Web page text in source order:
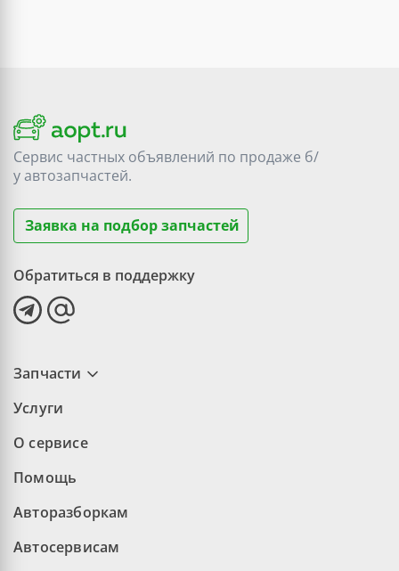
Сервис частных объявлений по продаже б/
уавтозапчастей.
Заявка на подбор запчастей
Обратиться в поддержку
Запчасти
Услуги
О сервисе
Помощь
Авторазборкам
Автосервисам